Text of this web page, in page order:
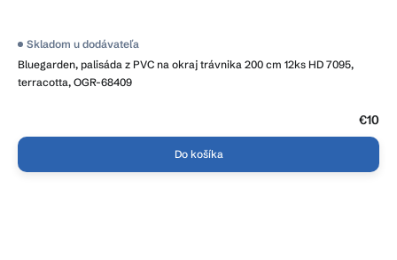
Bluegarden, palisáda z PVC na okraj trávnika 200 cm 12ks HD 7095,
terracotta, OGR-68409
Skladom u dodávateľa
€10
Do košíka